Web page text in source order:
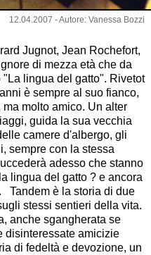
12.04.2007 - Autore: Vanessa Bozzi
Jugnot, Jean Rochefort,
di mezza età che da
lingua del gatto". Rivetot
è sempre al suo fianco,
molto amico. Un alter
guida la sua vecchia
camere d'albergo, gli
sempre con la stessa
adesso che stanno
lingua del gatto ? e ancora
Tandem è la storia di due
stessi sentieri della vita.
anche sgangherata se
disinteressate amicizie
di fedeltà e devozione, un